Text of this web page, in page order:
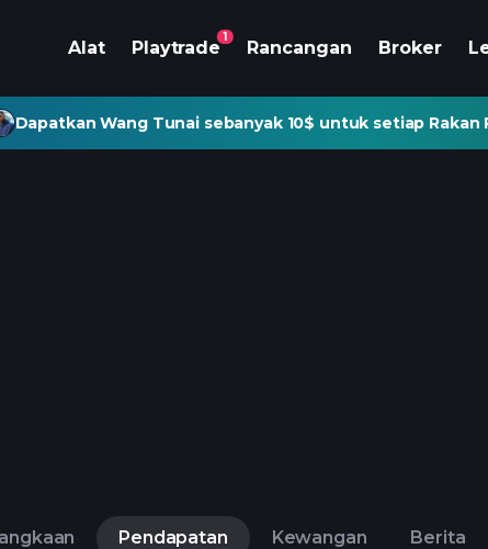
Alat Playtrade
1
Rancangan Broker
Dapatkan Wang Tunai sebanyak 10$ untuk setiap Rakan
Pendapatan Kewangan Berita